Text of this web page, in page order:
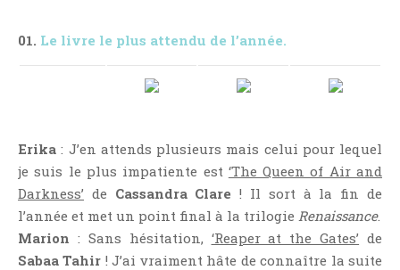
LIENS
CONTACT
Articles D'Erika
Articles De Marion
Articles De Nadège
Articles De Steven
01. Le livre le plus attendu de l’année.
Erika : J’en attends plusieurs mais celui pour lequel
je suis le plus impatiente est ‘The Queen of Air and
Darkness’ de Cassandra Clare ! Il sort à la fin de
l’année et met un point final à la trilogie Renaissance.
Marion : Sans hésitation, ‘Reaper at the Gates’ de
Sabaa Tahir ! J’ai vraiment hâte de connaître la suite